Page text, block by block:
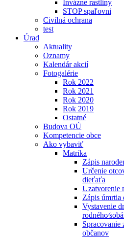
Invázne rastliny
STOP spaľovni
Civilná ochrana
test
Úrad
Aktuality
Oznamy
Kalendár akcií
Fotogalérie
Rok 2022
Rok 2021
Rok 2020
Rok 2019
Ostatné
Budova OÚ
Kompetencie obce
Ako vybaviť
Matrika
Zápis
Určenie
dieťaťa
Uzatvorenie
Zápis úmrtia
Vystavenie
Spracovanie
občanov